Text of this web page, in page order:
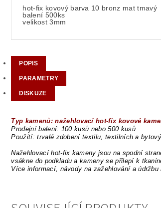
hot-fix kovový barva 10 bronz mat tmavý
balení 500ks
velikost 3mm
POPIS
PARAMETRY
DISKUZE
Typ kamenů: nažehlovací hot-fix kovové
Prodejní balení: 100 kusů nebo 500 kusů
Použití: trvalé zdobení textilu, textilních a
Nažehlovací hot-fix kameny jsou na spodní
vsákne do podkladu a kameny se přilepí k
Více informací, návody na zažehlování a